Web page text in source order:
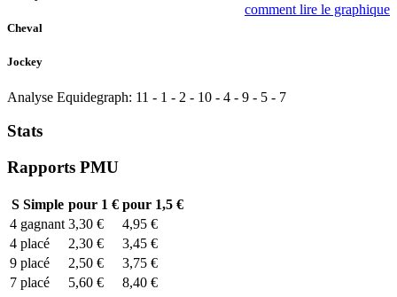
comment lire le graphique
Cheval
Jockey
Analyse Equidegraph: 11 - 1 - 2 - 10 - 4 - 9 - 5 - 7
Stats
Rapports PMU
SSimple pour 1 € pour 1,5 €
4 gagnant 3,30 €
4,95 €
4 placé 2,30 €
3,45 €
9 placé 2,50 €
3,75 €
7 placé 5,60 € 8,40 €